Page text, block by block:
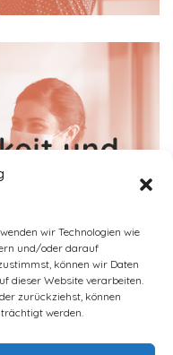
wir Technologien wie
und/oder darauf
können wir Daten
dieser Website verarbeiten.
zurückziehst, können
werden.